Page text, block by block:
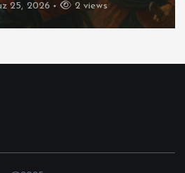
16, 2026 3 views